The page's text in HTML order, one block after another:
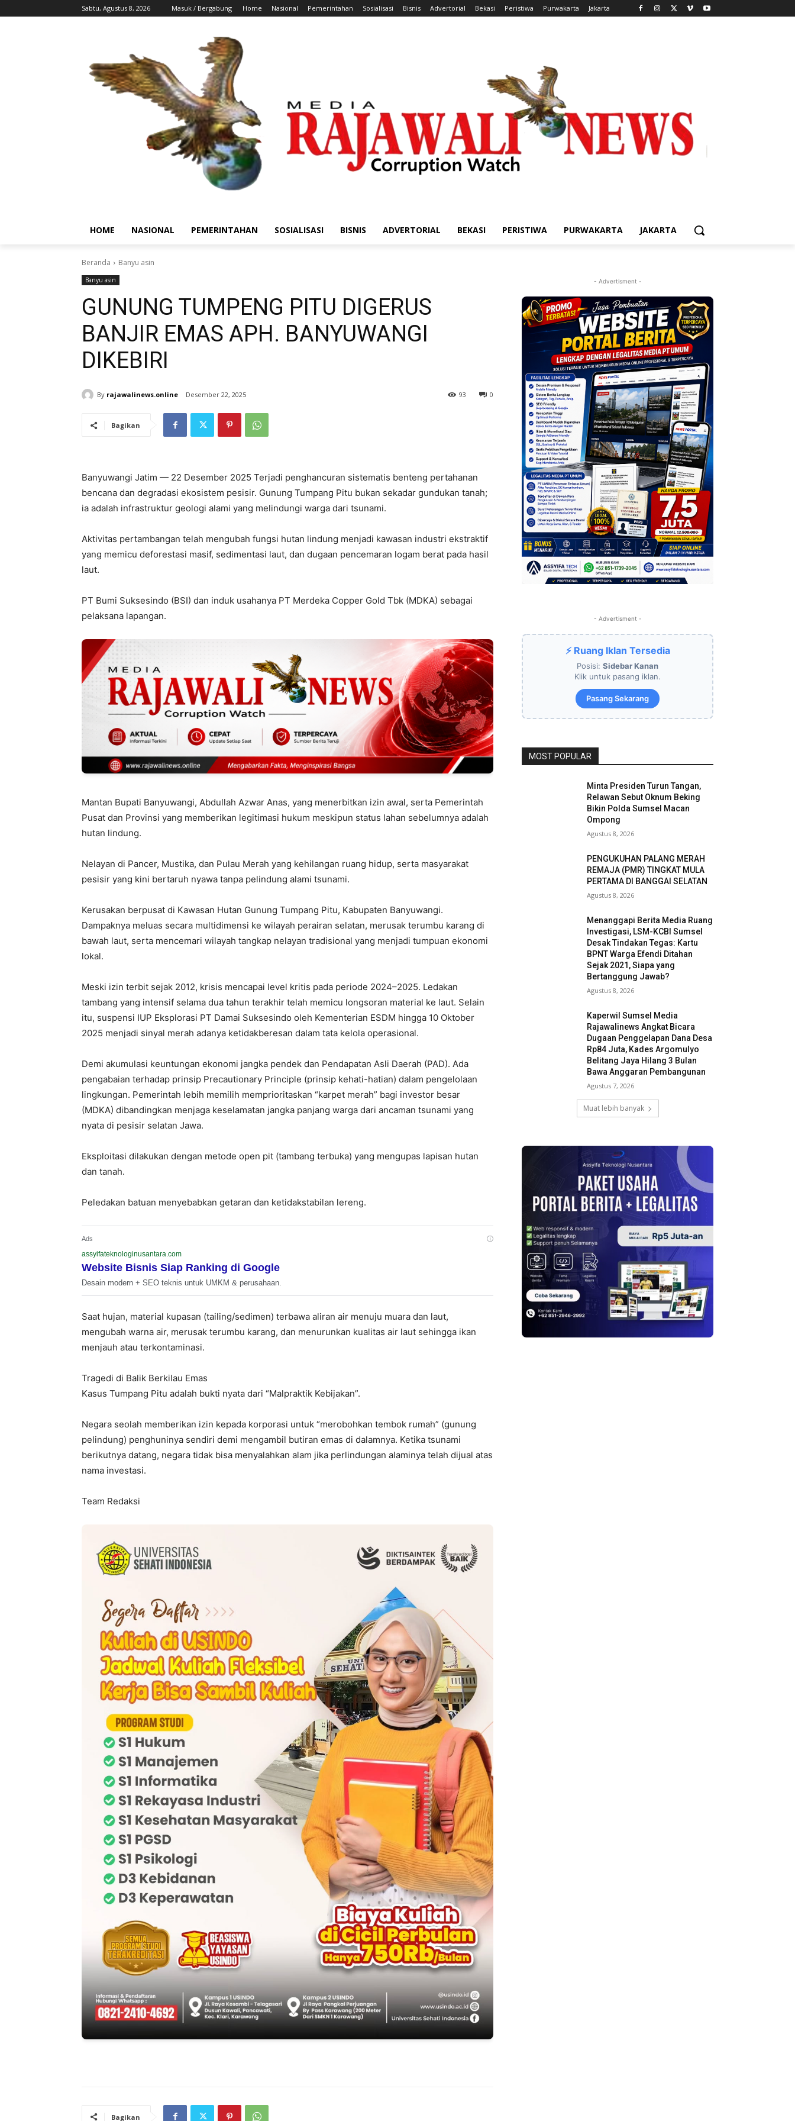
Sabtu, Agustus 8, 2026 Masuk / Bergabung Home Nasional Pemerintahan Sosialisasi Bisnis Advertorial Bekasi Peristiwa Purwakarta Jakarta
HOME NASIONAL PEMERINTAHAN SOSIALISASI BISNIS ADVERTORIAL BEKASI PERISTIWA PURWAKARTA JAKARTA
Beranda Banyu asin
Banyu asin
GUNUNG TUMPENG PITU DIGERUS
BANJIR EMAS APH. BANYUWANGI
DIKEBIRI
By rajawalinews.online Desember 22, 2025 0
93
Bagikan
Banyuwangi Jatim — 22 Desember 2025 Terjadi penghancuran sistematis benteng pertahanan
bencana dan degradasi ekosistem pesisir. Gunung Tumpang Pitu bukan sekadar gundukan tanah;
ia adalah infrastruktur geologi alami yang melindungi warga dari tsunami.
Aktivitas pertambangan telah mengubah fungsi hutan lindung menjadi kawasan industri ekstraktif
yang memicu deforestasi masif, sedimentasi laut, dan dugaan pencemaran logam berat pada hasil
laut.
PT Bumi Suksesindo (BSI) dan induk usahanya PT Merdeka Copper Gold Tbk (MDKA) sebagai
pelaksana lapangan.
Mantan Bupati Banyuwangi, Abdullah Azwar Anas, yang menerbitkan izin awal, serta Pemerintah
Pusat dan Provinsi yang memberikan legitimasi hukum meskipun status lahan sebelumnya adalah
hutan lindung.
Nelayan di Pancer, Mustika, dan Pulau Merah yang kehilangan ruang hidup, serta masyarakat
pesisir yang kini bertaruh nyawa tanpa pelindung alami tsunami.
Kerusakan berpusat di Kawasan Hutan Gunung Tumpang Pitu, Kabupaten Banyuwangi.
Dampaknya meluas secara multidimensi ke wilayah perairan selatan, merusak terumbu karang di
bawah laut, serta mencemari wilayah tangkap nelayan tradisional yang menjadi tumpuan ekonomi
lokal.
Meski izin terbit sejak 2012, krisis mencapai level kritis pada periode 2024–2025. Ledakan
tambang yang intensif selama dua tahun terakhir telah memicu longsoran material ke laut. Selain
itu, suspensi IUP Eksplorasi PT Damai Suksesindo oleh Kementerian ESDM hingga 10 Oktober
2025 menjadi sinyal merah adanya ketidakberesan dalam tata kelola operasional.
Demi akumulasi keuntungan ekonomi jangka pendek dan Pendapatan Asli Daerah (PAD). Ada
pengabaian terhadap prinsip Precautionary Principle (prinsip kehati-hatian) dalam pengelolaan
lingkungan. Pemerintah lebih memilih memprioritaskan “karpet merah” bagi investor besar
(MDKA) dibandingkan menjaga keselamatan jangka panjang warga dari ancaman tsunami yang
nyata di pesisir selatan Jawa.
Eksploitasi dilakukan dengan metode open pit (tambang terbuka) yang mengupas lapisan hutan
dan tanah.
Peledakan batuan menyebabkan getaran dan ketidakstabilan lereng.
Ads ⓘ
assyifateknologinusantara.com
Website Bisnis Siap Ranking di Google
Desain modern + SEO teknis untuk UMKM & perusahaan.
Saat hujan, material kupasan (tailing/sedimen) terbawa aliran air menuju muara dan laut,
mengubah warna air, merusak terumbu karang, dan menurunkan kualitas air laut sehingga ikan
menjauh atau terkontaminasi.
Tragedi di Balik Berkilau Emas
Kasus Tumpang Pitu adalah bukti nyata dari “Malpraktik Kebijakan”.
Negara seolah memberikan izin kepada korporasi untuk “merobohkan tembok rumah” (gunung
pelindung) penghuninya sendiri demi mengambil butiran emas di dalamnya. Ketika tsunami
berikutnya datang, negara tidak bisa menyalahkan alam jika perlindungan alaminya telah dijual atas
nama investasi.
Team Redaksi
Bagikan
- Advertisment -
- Advertisment -
⚡ Ruang Iklan Tersedia
Posisi: Sidebar Kanan
Klik untuk pasang iklan.
Pasang Sekarang
MOST POPULAR
Minta Presiden Turun Tangan,
Relawan Sebut Oknum Beking
Bikin Polda Sumsel Macan
Ompong
Agustus 8, 2026
PENGUKUHAN PALANG MERAH
REMAJA (PMR) TINGKAT MULA
PERTAMA DI BANGGAI SELATAN
Agustus 8, 2026
Menanggapi Berita Media Ruang
Investigasi, LSM-KCBI Sumsel
Desak Tindakan Tegas: Kartu
BPNT Warga Efendi Ditahan
Sejak 2021, Siapa yang
Bertanggung Jawab?
Agustus 8, 2026
Kaperwil Sumsel Media
Rajawalinews Angkat Bicara
Dugaan Penggelapan Dana Desa
Rp84 Juta, Kades Argomulyo
Belitang Jaya Hilang 3 Bulan
Bawa Anggaran Pembangunan
Agustus 7, 2026
Muat lebih banyak